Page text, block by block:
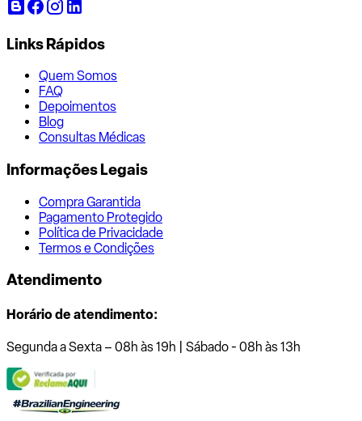
Links Rápidos
Quem Somos
FAQ
Depoimentos
Blog
Consultas Médicas
Informações Legais
Compra Garantida
Pagamento Protegido
Política de Privacidade
Termos e Condições
Atendimento
Horário de atendimento:
Segunda a Sexta – 08h às 19h | Sábado - 08h às 13h